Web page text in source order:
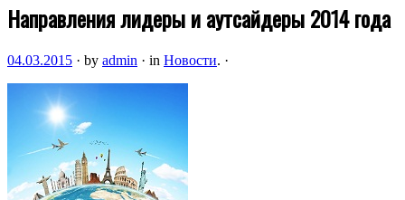
Направления лидеры и аутсайдеры 2014 года
04.03.2015 · by admin · in Новости. ·